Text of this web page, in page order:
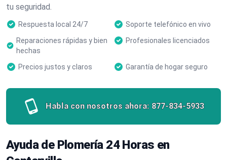
tu seguridad.
Respuesta local 24/7
Soporte telefónico en vivo
Reparaciones rápidas y bien
hechas
Profesionales licenciados
Precios justos y claros Garantía de hogar seguro
Habla con nosotros ahora: 877-834-5933
Ayuda de Plomería 24 Horas en